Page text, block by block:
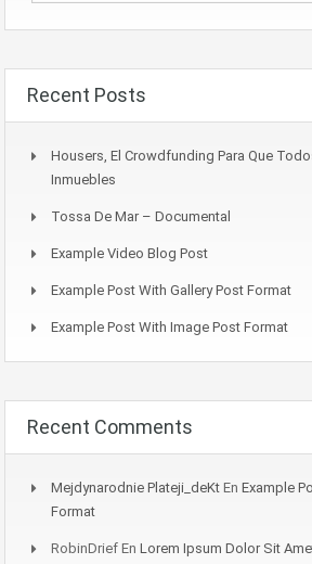
Recent Posts
Housers, El Crowdfunding Para Que
Inmuebles
Tossa De Mar – Documental
Example Video Blog Post
Example Post With Gallery Post Format
Example Post With Image Post Format
Recent Comments
Mejdynarodnie Plateji_deKt En Example
Format
RobinDrief En Lorem Ipsum Dolor Sit